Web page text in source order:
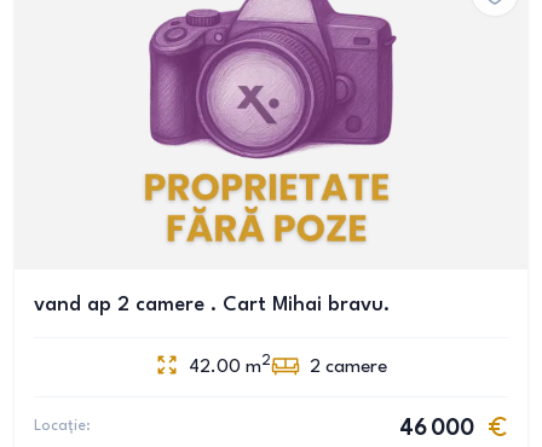
vand ap 2 camere . Cart Mihai bravu.
42.00 m2 2 camere
Locație:
46 000